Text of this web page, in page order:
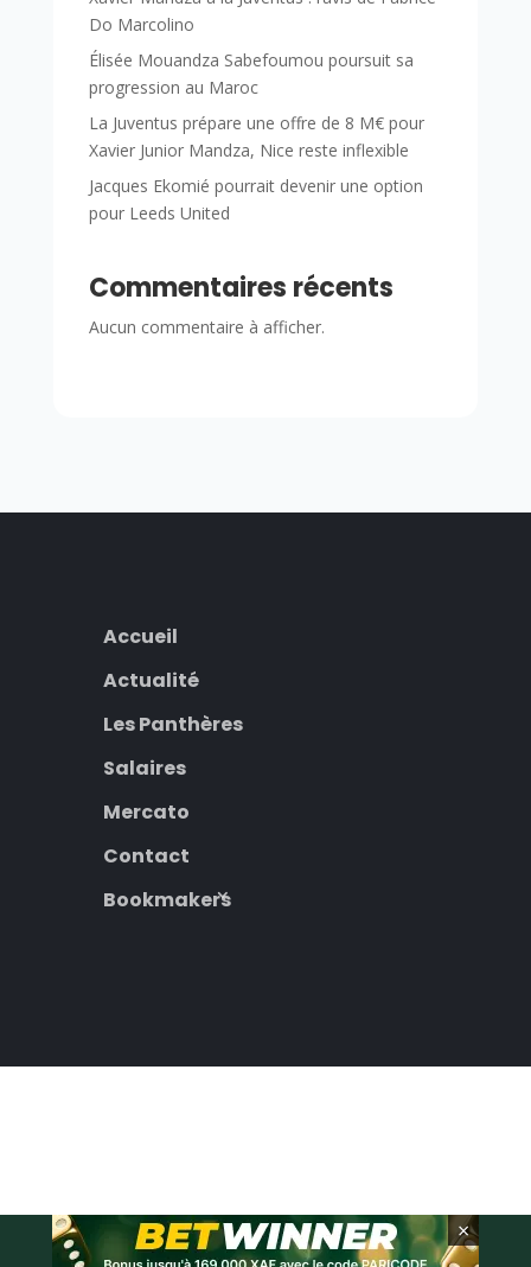
Do Marcolino
Élisée Mouandza Sabefoumou poursuit sa
progression au Maroc
La Juventus prépare une offre de 8 M€ pour
Xavier Junior Mandza, Nice reste inflexible
Jacques Ekomié pourrait devenir une option
pour Leeds United
Commentaires récents
Aucun commentaire à afficher.
Accueil
Actualité
Les Panthères
Salaires
Mercato
Contact
Bookmakers
×